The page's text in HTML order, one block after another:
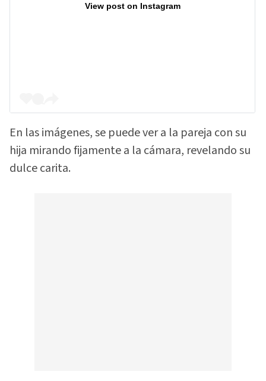
View post on Instagram
En las imágenes, se puede ver a la pareja con su
hija mirando fijamente a la cámara, revelando su
dulce carita.